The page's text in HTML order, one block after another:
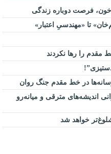
فرصت دوباره زندگی
تا «مهندسیِ اعتبار»
در خط مقدم جنگ روان
اندیشه‌های مترقی و میانه‌رو
خواهد شد